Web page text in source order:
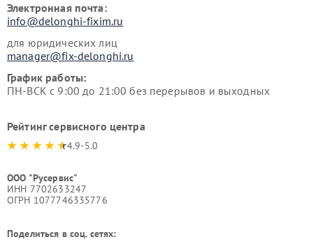
Электронная почта:
info@delonghi-fixim.ru
для юридических лиц
manager@fix-delonghi.ru
График работы:
ПН-ВСК с 9:00 до 21:00 без перерывов и выходных
Рейтинг сервисного центра
4.9-5.0
ООО "Русервис"
ИНН 7702633247
ОГРН 1077746335776
Поделиться в соц. сетях: